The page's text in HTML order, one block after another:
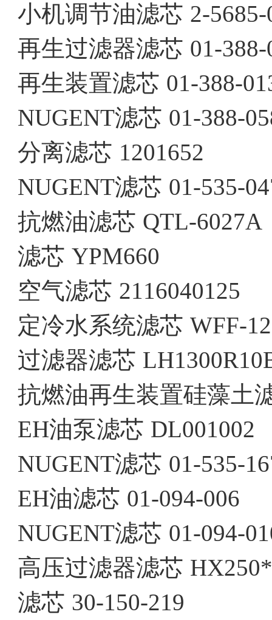
小机调节油滤芯 2-
再生过滤器滤芯 01-
再生装置滤芯 01-388-
NUGENT滤芯 01-388-
分离滤芯 1201652
NUGENT滤芯 01-535-
抗燃油滤芯 QTL-6027A
滤芯 YPM660
空气滤芯 2116040125
定冷水系统滤芯 WFF-
过滤器滤芯
抗燃油再生装置硅藻土
EH油泵滤芯 DL001002
NUGENT滤芯 01-535-
EH油滤芯 01-094-006
NUGENT滤芯 01-094-
高压过滤器滤芯
滤芯 30-150-219